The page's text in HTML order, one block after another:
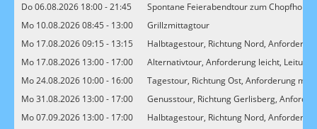
Do 06.08.2026 18:00 - 21:45
Spontane Feierabendtour zum Chopfholz
Mo 10.08.2026 08:45 - 13:00
Grillzmittagtour
Mo 17.08.2026 09:15 - 13:15
Halbtagestour, Richtung Nord,
Mo 17.08.2026 13:00 - 17:00
Alternativtour, Anforderung leicht, Leitung
Mo 24.08.2026 10:00 - 16:00
Tagestour, Richtung Ost, Anforderung
Mo 31.08.2026 13:00 - 17:00
Genusstour, Richtung Gerlisberg,
Mo 07.09.2026 13:00 - 17:00
Halbtagestour, Richtung Nord,